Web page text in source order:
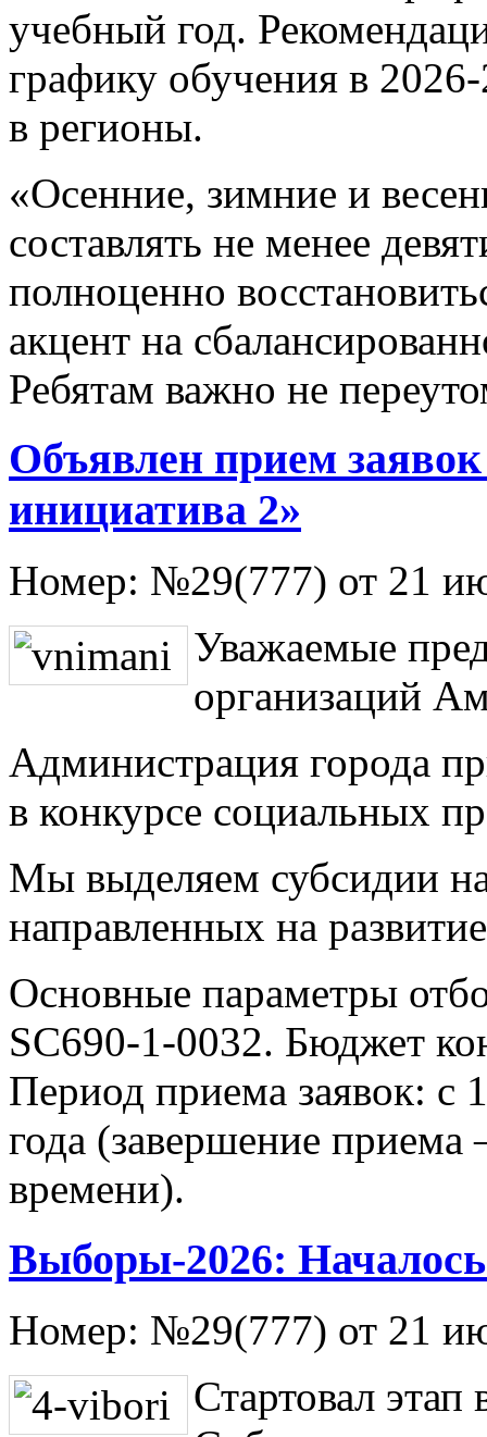
учебный год.
графику обучения в
в регионы.
«Осенние, зимние и
составлять не менее
полноценно
акцент на
Ребятам важно не
Объявлен прием
инициатива 2»
Номер: №29(777) от 21
Уважаемые
организаций
Администрация города
в конкурсе социальных
Мы выделяем субсидии
направленных на
Основные параметры
SС690-1-0032. Бюджет
Период приема заявок: с
года (завершение
времени).
Выборы-2026:
Номер: №29(777) от 21
Стартовал